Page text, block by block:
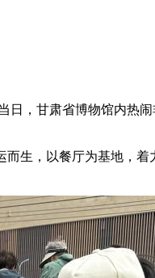
，甘肃省博物馆内热
生，以餐厅为基地，着